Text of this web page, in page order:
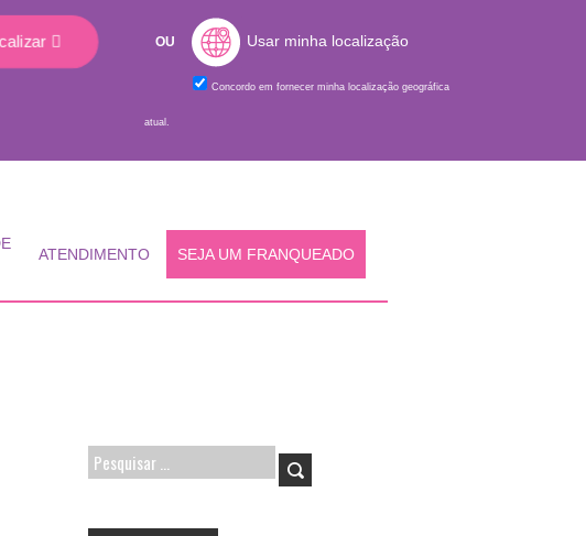
OU Usar minha localização
Concordo em fornecer minha localização geográfica
atual.
ATENDIMENTO SEJA UM FRANQUEADO
Pesquisar